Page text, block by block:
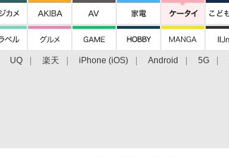
UQ 楽天 iPhone (iOS) Android 5G